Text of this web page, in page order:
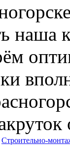
Строительно-